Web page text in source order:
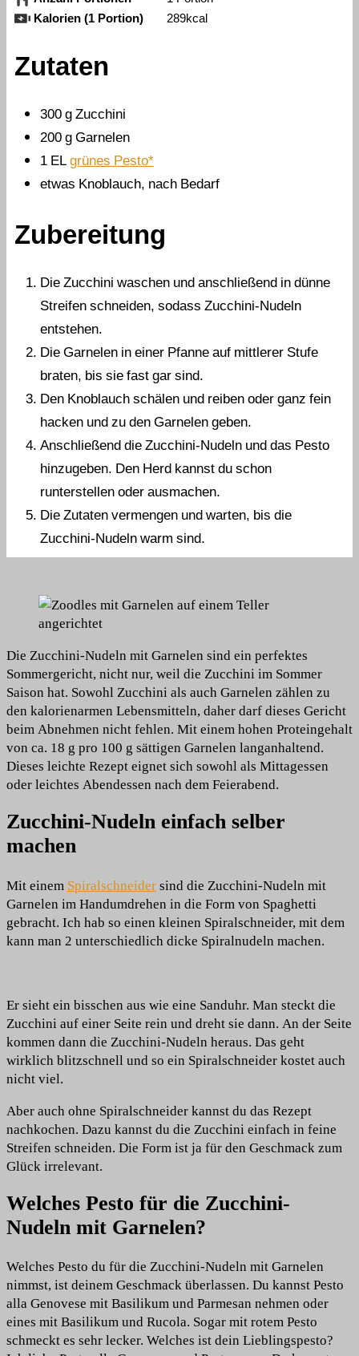
Kalorien (1 Portion)
289kcal
Zutaten
300gZucchini
200gGarnelen
1 ELgrünes Pesto*
etwas Knoblauch, nach Bedarf
Zubereitung
Die Zucchini waschen und anschließend in dünne
Streifen schneiden, sodass Zucchini-Nudeln
entstehen.
Die Garnelen in einer Pfanne auf mittlerer Stufe
braten, bis sie fast gar sind.
Den Knoblauch schälen und reiben oder ganz fein
hacken und zu den Garnelen geben.
Anschließend die Zucchini-Nudeln und das Pesto
hinzugeben. Den Herd kannst du schon
runterstellen oder ausmachen.
Die Zutaten vermengen und warten, bis die
Zucchini-Nudeln warm sind.
Die Zucchini-Nudeln mit Garnelen sind ein perfektes
Sommergericht, nicht nur, weil die Zucchini im Sommer
Saison hat. Sowohl Zucchini als auch Garnelen zählen zu
den kalorienarmen Lebensmitteln, daher darf dieses Gericht
beim Abnehmen nicht fehlen. Mit einem hohen Proteingehalt
von ca. 18 g pro 100 g sättigen Garnelen langanhaltend.
Dieses leichte Rezept eignet sich sowohl als Mittagessen
oder leichtes Abendessen nach dem Feierabend.
Zucchini-Nudeln einfach selber
machen
Mit einem Spiralschneidersind die Zucchini-Nudeln mit
Garnelen im Handumdrehen in die Form von Spaghetti
gebracht. Ich hab so einen kleinen Spiralschneider, mit dem
kann man 2 unterschiedlich dicke Spiralnudeln machen.
Er sieht ein bisschen aus wie eine Sanduhr. Man steckt die
Zucchini auf einer Seite rein und dreht sie dann. An der Seite
kommen dann die Zucchini-Nudeln heraus. Das geht
wirklich blitzschnell und so ein Spiralschneider kostet auch
nicht viel.
Aber auch ohne Spiralschneider kannst du das Rezept
nachkochen. Dazu kannst du die Zucchini einfach in feine
Streifen schneiden. Die Form ist ja für den Geschmack zum
Glück irrelevant.
Welches Pesto für die Zucchini-
Nudeln mit Garnelen?
Welches Pesto du für die Zucchini-Nudeln mit Garnelen
nimmst, ist deinem Geschmack überlassen. Du kannst Pesto
alla Genovese mit Basilikum und Parmesan nehmen oder
eines mit Basilikum und Rucola. Sogar mit rotem Pesto
schmeckt es sehr lecker. Welches ist dein Lieblingspesto?